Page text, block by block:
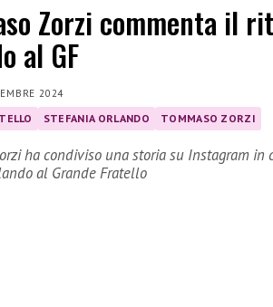
Zorzi commenta il
al GF
2024
STEFANIA ORLANDO TOMMASO ZORZI
ha condiviso una storia su Instagram
al Grande Fratello